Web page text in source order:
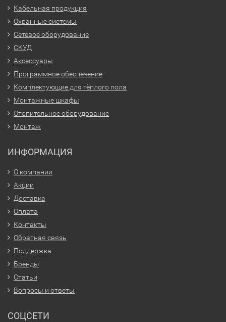
Кабельная продукция
Охранные системы
Сетевое оборудование
СКУД
Аксессуары
Программное обеспечение
Комплектующие для тёплого пола
Монтажные шкафы
Отопительное оборудование
Монтаж
ИНФОРМАЦИЯ
О компании
Акции
Доставка
Оплата
Контакты
Обратная связь
Поддержка
Бренды
Статьи
Вопросы и ответы
СОЦСЕТИ